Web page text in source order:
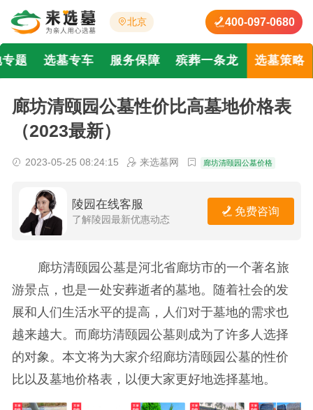
北京 400-097-0680
题 选墓专车 服务保障 殡葬一条龙 选墓策略
廊坊清颐园公墓性价比高墓地价格表
（2023最新）
2023-05-25 08:24:15 来选墓网 廊坊清颐园公墓价格
陵园在线客服
了解陵园最新优惠动态
免费咨询
廊坊清颐园公墓是河北省廊坊市的一个著名旅
游景点，也是一处安葬逝者的墓地。随着社会的发
展和人们生活水平的提高，人们对于墓地的需求也
越来越大。而廊坊清颐园公墓则成为了许多人选择
的对象。本文将为大家介绍廊坊清颐园公墓的性价
比以及墓地价格表，以便大家更好地选择墓地。